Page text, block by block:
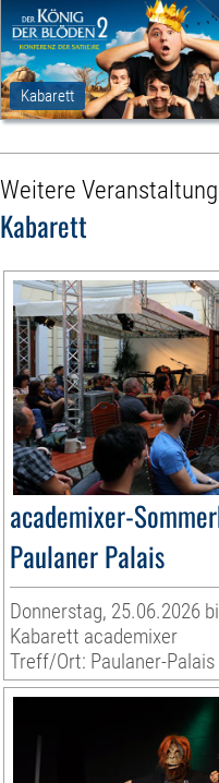
Kabarett
Weitere
Kabarett
academixer-
Paulaner Palais
Donnerstag, 25.06.2026
Kabarett academixer
Treff/Ort: Paulaner-Palais